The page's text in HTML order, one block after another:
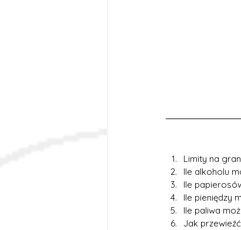
Limity na
Ile alkoholu
Ile
Ile pieniędzy
Ile paliwa
Jak